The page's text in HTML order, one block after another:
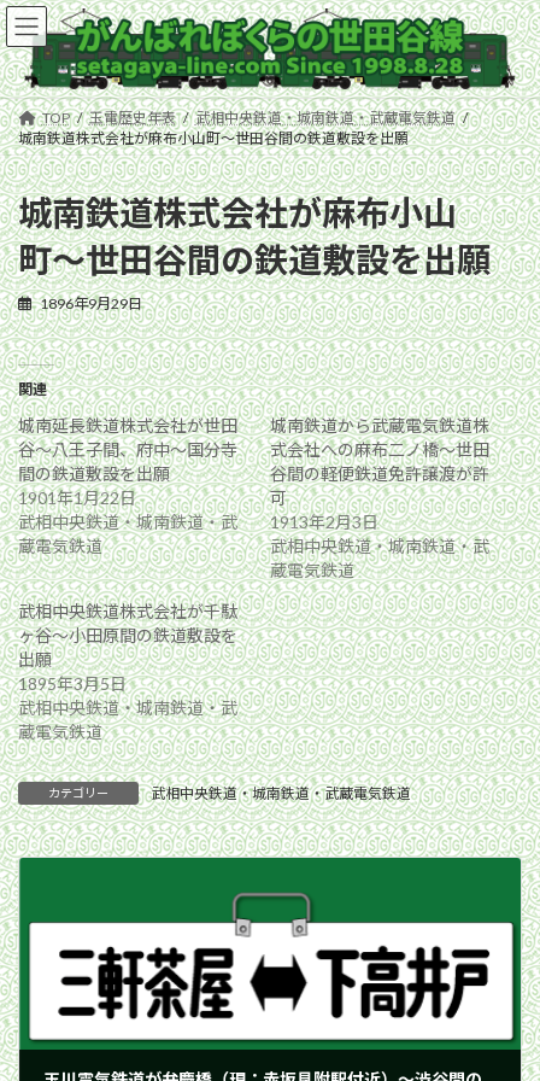
コ
ン
テ
ン
ツ
へ
ス
キ
ッ
プ
ナ
ビ
ゲ
ー
シ
ョ
ン
に
移
動
TOP 玉電歴史年表
武相中央鉄道・城南鉄道・武蔵電気鉄道
城南鉄道株式会社が麻布小山町〜世田谷間の鉄道敷設を出願
城南鉄道株式会社が麻布小山
町〜世田谷間の鉄道敷設を出願
1896年9月29日
関連
城南延長鉄道株式会社が世田
谷〜八王子間、府中〜国分寺
間の鉄道敷設を出願
1901年1月22日
武相中央鉄道・城南鉄道・武
蔵電気鉄道
城南鉄道から武蔵電気鉄道株
式会社への麻布二ノ橋〜世田
谷間の軽便鉄道免許譲渡が許
可
1913年2月3日
武相中央鉄道・城南鉄道・武
蔵電気鉄道
武相中央鉄道株式会社が千駄
ヶ谷〜小田原間の鉄道敷設を
出願
1895年3月5日
武相中央鉄道・城南鉄道・武
蔵電気鉄道
カテゴリー 武相中央鉄道・城南鉄道・武蔵電気鉄道